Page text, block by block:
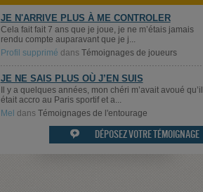
JE N'ARRIVE PLUS À ME CONTROLER
Cela fait fait 7 ans que je joue, je ne m’étais jamais
rendu compte auparavant que je j...
Profil supprimé dans Témoignages de joueurs
JE NE SAIS PLUS OÙ J’EN SUIS
Il y a quelques années, mon chéri m’avait avoué qu’il
était accro au Paris sportif et a...
Mel dans Témoignages de l'entourage
 DÉPOSEZ VOTRE TÉMOIGNAGE